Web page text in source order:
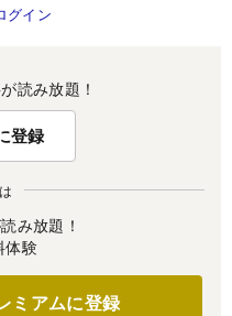
グイン
読み放題！
登録
み放題！
体験
ミアムに登録